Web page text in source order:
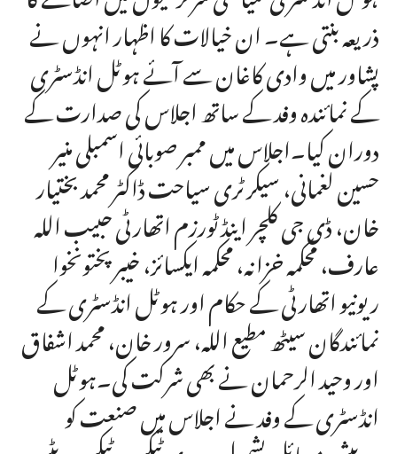
ذریعہ بنتی ہے۔ ان خیالات کا اظہار انہوں نے
پشاور میں وادی کاغان سے آئے ہوٹل انڈسٹری
کے نمائندہ وفد کے ساتھ اجلاس کی صدارت کے
دوران کیا۔اجلاس میں ممبر صوبائی اسمبلی منیر
حسین لغمانی، سیکرٹری سیاحت ڈاکٹر محمد بختیار
خان، ڈی جی کلچر اینڈ ٹورزم اتھارٹی حبیب اللہ
عارف، محکمہ خزانہ، محکمہ ایکسائز، خیبر پختونخوا
ریونیو اتھارٹی کے حکام اور ہوٹل انڈسٹری کے
نمائندگان سیٹھ مطیع اللہ، سرور خان، محمد اشفاق
اور وحید الرحمان نے بھی شرکت کی۔ہوٹل
انڈسٹری کے وفد نے اجلاس میں صنعت کو